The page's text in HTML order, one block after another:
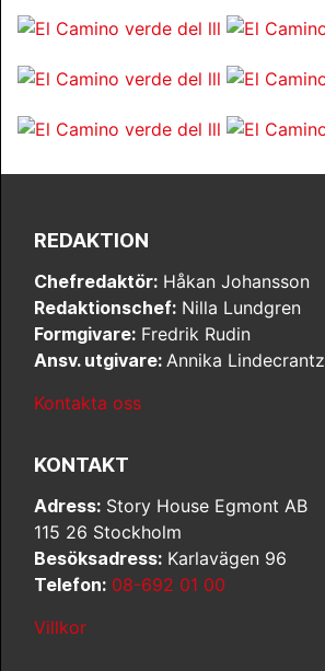
REDAKTION
Chefredaktör: Håkan Johansson
Redaktionschef: Nilla Lundgren
Formgivare: Fredrik Rudin
Ansv. utgivare: Annika Lindecrantz
Kontakta oss
KONTAKT
Adress: Story House Egmont AB
115 26 Stockholm
Besöksadress: Karlavägen 96
Telefon: 08-692 01 00
Villkor